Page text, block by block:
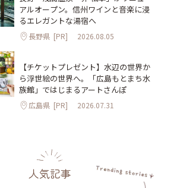
アルオープン。信州ワインと音楽に浸
るエレガントな湯宿へ
長野県 [PR] 2026.08.05
【チケットプレゼント】水辺の世界か
ら浮世絵の世界へ。「広島もとまち水
族館」ではじまるアートさんぽ
広島県 [PR] 2026.07.31
人気記事